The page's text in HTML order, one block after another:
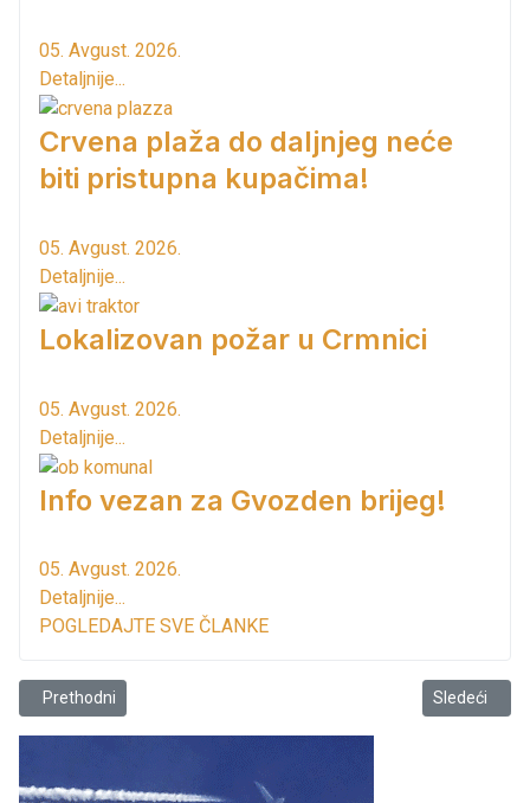
05. Avgust. 2026.
Detaljnije...
Crvena plaža do daljnjeg neće
biti pristupna kupačima!
05. Avgust. 2026.
Detaljnije...
Lokalizovan požar u Crmnici
05. Avgust. 2026.
Detaljnije...
Info vezan za Gvozden brijeg!
05. Avgust. 2026.
Detaljnije...
POGLEDAJTE SVE ČLANKE
Prethodni članak: Zaštita od opasnosti!
Prethodni Sledeći
Sledeći